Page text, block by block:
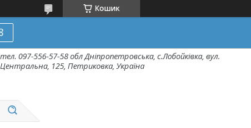
Кошик
тел. 097-556-57-58 обл Дніпропетровська, с.Лобойківка, вул.
Центральна, 125, Петриковка, Україна